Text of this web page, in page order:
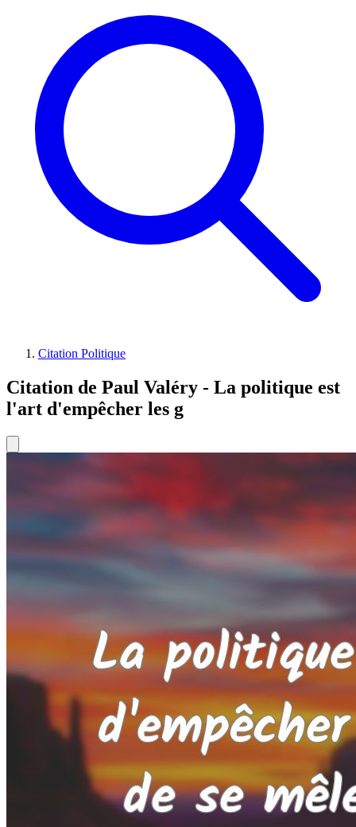
Citation Politique
Citation de Paul Valéry - La politique est
l'art d'empêcher les g